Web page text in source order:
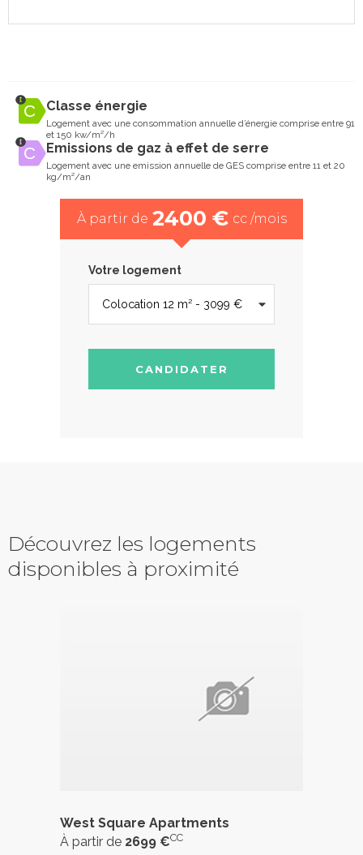
Classe énergie
Logement avec une consommation annuelle d’énergie comprise entre 91
et 150 kw/m²/h
Emissions de gaz à effet de serre
Logement avec une emission annuelle de GES comprise entre 11 et 20
kg/m²/an
À partir de 2400 € cc /mois
Votre logement
CANDIDATER
Découvrez les logements
disponibles à proximité
West Square Apartments
À partir de 2699 €CC